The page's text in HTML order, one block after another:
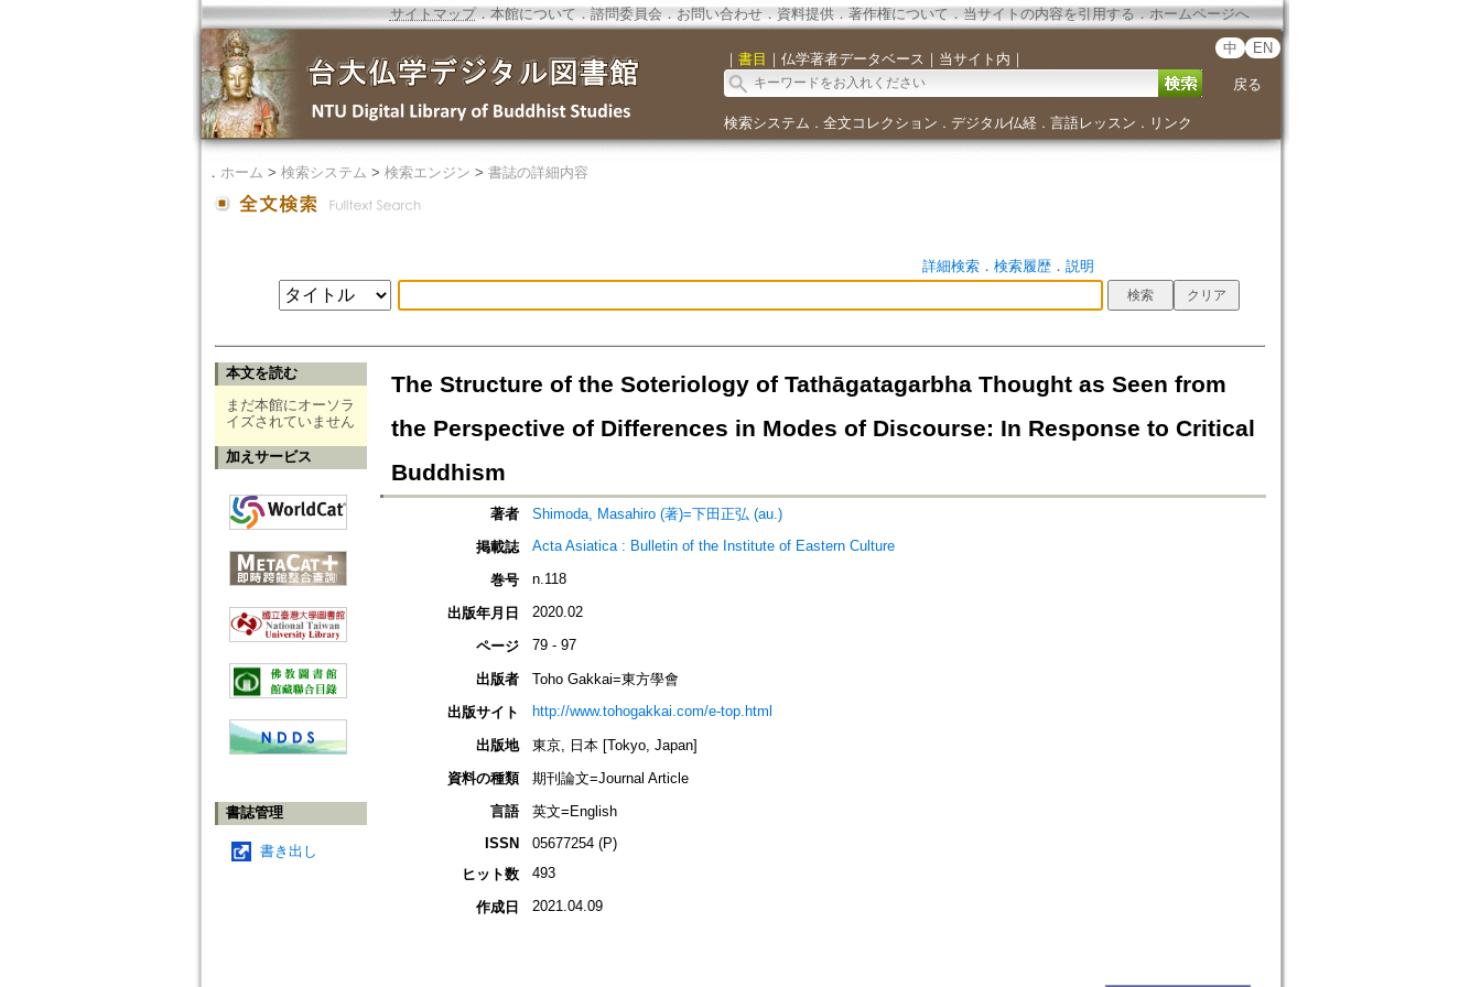
サイトマップ．本館について ． 諮問委員会． お問い合わせ． 資料提供． 著作権について．当サイトの内容を引用する ． ホームページへ
｜ 書目 ｜ 仏学著者データベース ｜ 当サイト内 ｜
中 EN
戻る
検索システム ． 全文コレクション ． デジタル仏経． 言語レッスン ． リンク
． ホーム > 検索システム > 検索エンジン > 書誌の詳細内容
詳細検索． 検索履歴． 説明
本文を読む
まだ本館にオーソラ
イズされていません
加えサービス
書誌管理
書き出し
The Structure of the Soteriology of Tathāgatagarbha Thought as Seen from
the Perspective of Differences in Modes of Discourse: In Response to Critical
Buddhism
著者
Shimoda, Masahiro (著)=下田正弘 (au.)
掲載誌
Acta Asiatica : Bulletin of the Institute of Eastern Culture
巻号 n.118
出版年月日 2020.02
ページ 79 - 97
出版者
Toho Gakkai=東方學會
出版サイト
http://www.tohogakkai.com/e-top.html
出版地
東京, 日本 [Tokyo, Japan]
資料の種類
期刊論文=Journal Article
言語
英文=English
ISSN
05677254 (P)
ヒット数
493
作成日 2021.04.09